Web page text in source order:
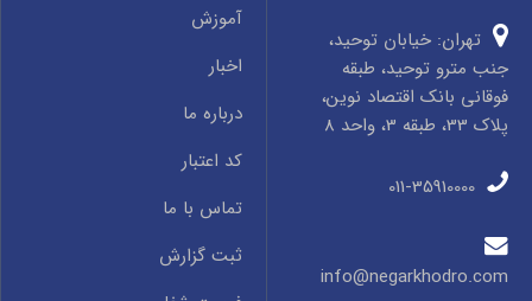
تهران: خیابان توحید،
جنب مترو توحید، طبقه
فوقانی بانک اقتصاد نوین،
پلاک 33، طبقه 3، واحد 8
info@negarkhodro.com
آموزش
اخبار
درباره ما
کد اعتبار
تماس با ما
ثبت گزارش